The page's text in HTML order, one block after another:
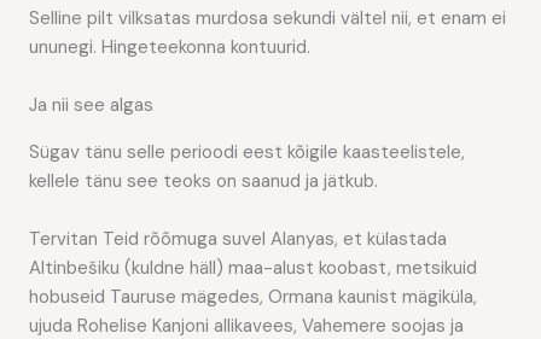
Selline pilt vilksatas murdosa sekundi vältel nii, et enam ei
ununegi. Hingeteekonna kontuurid.
Ja nii see algas
Sügav tänu selle perioodi eest kõigile kaasteelistele,
kellele tänu see teoks on saanud ja jätkub.
Tervitan Teid rõõmuga suvel Alanyas, et külastada
Altinbešiku (kuldne häll) maa-alust koobast, metsikuid
hobuseid Tauruse mägedes, Ormana kaunist mägiküla,
ujuda Rohelise Kanjoni allikavees, Vahemere soojas ja